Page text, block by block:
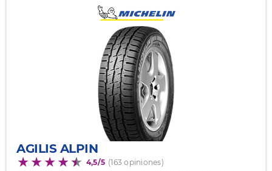
AGILIS ALPIN
4,5/5 (163 opiniones)